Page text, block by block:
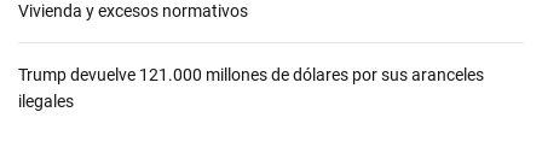
Vivienda y excesos normativos
Trump devuelve 121.000 millones de dólares por sus aranceles
ilegales